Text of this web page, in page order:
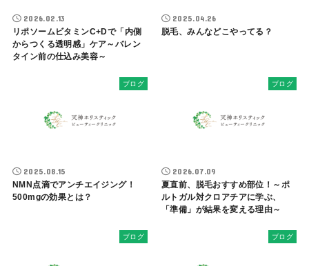
2026.02.13
リポソームビタミンC+Dで「内側
からつくる透明感」ケア～バレン
タイン前の仕込み美容～
2025.04.26
脱毛、みんなどこやってる？
ブログ
2025.08.15
NMN点滴でアンチエイジング！
500mgの効果とは？
ブログ
2026.07.09
夏直前、脱毛おすすめ部位！～ポ
ルトガル対クロアチアに学ぶ、
「準備」が結果を変える理由～
ブログ ブログ